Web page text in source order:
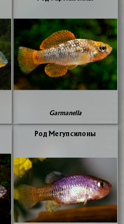
Garmanella
Род Ме­гуп­си­ло­ны